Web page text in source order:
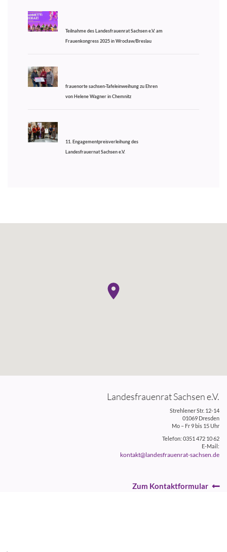
Teilnahme des Landesfrauenrat Sachsen e.V. am
Frauenkongress 2025 in Wrocław/Breslau
frauenorte sachsen-Tafeleinweihung zu Ehren
von Helene Wagner in Chemnitz
11. Engagementpreisverleihung des
Landesfrauernat Sachsen e.V.
Landesfrauenrat Sachsen e.V.
Strehlener Str. 12-14
01069 Dresden
Mo – Fr 9 bis 15 Uhr
Telefon: 0351 472 10 62
E-Mail:
kontakt@landesfrauenrat-sachsen.de
Zum Kontaktformular